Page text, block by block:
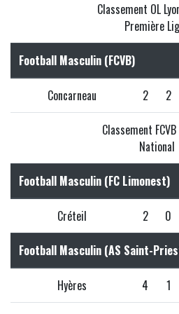
Classement OL
Première
Football Masculin (FCVB)
Concarneau 2 2
Classement
National
Football Masculin (FC Limonest)
Créteil 2 0
Football Masculin (AS Saint-
Hyères 4 1